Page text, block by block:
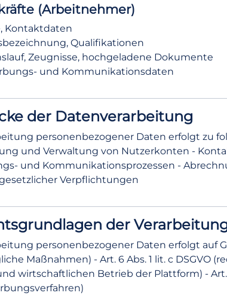
(Arbeitnehmer)
Kontaktdaten
Qualifikationen
Zeugnisse, hochgeladene Dokumente
und Kommunikationsdaten
der Datenverarbeitung
personenbezogener Daten erfolgt zu
und Verwaltung von Nutzerkonten -
und Kommunikationsprozessen -
Verpflichtungen
der
personenbezogener Daten erfolgt auf
Maßnahmen) - Art. 6 Abs. 1 lit. c DSGVO
wirtschaftlichen Betrieb der Plattform) - Art.